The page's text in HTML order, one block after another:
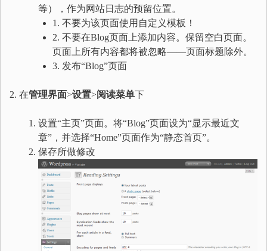
等），作为网站日志的预留位置。
1. 不要为该页面使用自定义模板！
2. 不要在Blog页面上添加内容。保留空白页面。
页面上所有内容都将被忽略——页面标题除外。
3. 发布“Blog”页面
2. 在管理界面>设置>阅读菜单下
设置“主页”页面。将“Blog”页面设为“显示最近文
章”，并选择“Home”页面作为“静态首页”。
保存所做修改